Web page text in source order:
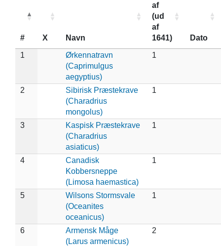
# X Navn
af
(ud
af
1641)
Dato
1
Ørkennatravn
(Caprimulgus
aegyptius)
1
2
Sibirisk Præstekrave
(Charadrius
mongolus)
1
3
Kaspisk Præstekrave
(Charadrius
asiaticus)
1
4
Canadisk
Kobbersneppe
(Limosa haemastica)
1
5
Wilsons Stormsvale
(Oceanites
oceanicus)
1
6
Armensk Måge
(Larus armenicus)
2